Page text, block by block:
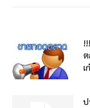
ต
เ
ป